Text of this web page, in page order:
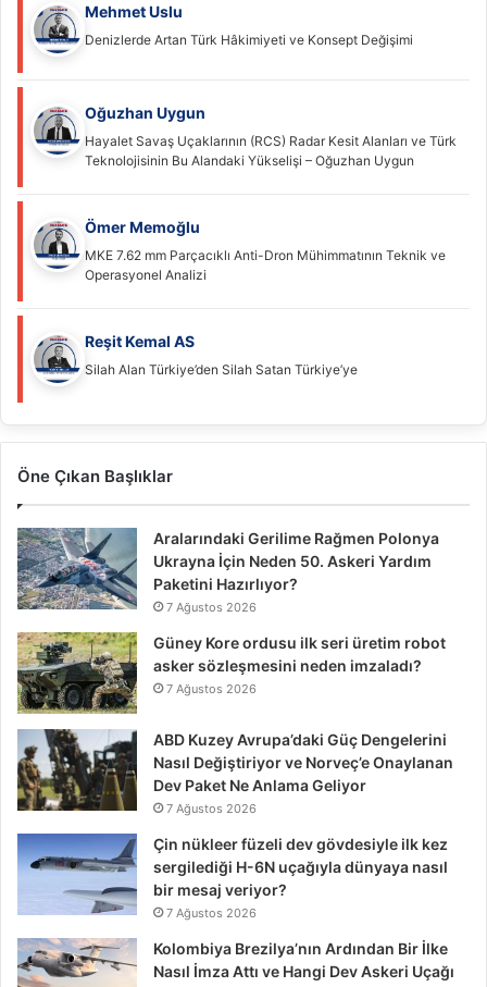
Mehmet Uslu
Denizlerde Artan Türk Hâkimiyeti ve Konsept Değişimi
Oğuzhan Uygun
Hayalet Savaş Uçaklarının (RCS) Radar Kesit Alanları ve Türk
Teknolojisinin Bu Alandaki Yükselişi – Oğuzhan Uygun
Ömer Memoğlu
MKE 7.62 mm Parçacıklı Anti-Dron Mühimmatının Teknik ve
Operasyonel Analizi
Reşit Kemal AS
Silah Alan Türkiye’den Silah Satan Türkiye’ye
Öne Çıkan Başlıklar
Aralarındaki Gerilime Rağmen Polonya
Ukrayna İçin Neden 50. Askeri Yardım
Paketini Hazırlıyor?
7 Ağustos 2026
Güney Kore ordusu ilk seri üretim robot
asker sözleşmesini neden imzaladı?
7 Ağustos 2026
ABD Kuzey Avrupa’daki Güç Dengelerini
Nasıl Değiştiriyor ve Norveç’e Onaylanan
Dev Paket Ne Anlama Geliyor
7 Ağustos 2026
Çin nükleer füzeli dev gövdesiyle ilk kez
sergilediği H-6N uçağıyla dünyaya nasıl
bir mesaj veriyor?
7 Ağustos 2026
Kolombiya Brezilya’nın Ardından Bir İlke
Nasıl İmza Attı ve Hangi Dev Askeri Uçağı